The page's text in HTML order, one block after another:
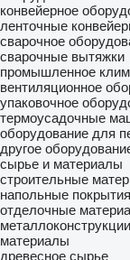
конвейерное
ленточные
сварочное
сварочные вытяжки
промышленное
вентиляционное
упаковочное
термоусадочные
оборудование для
другое
сырье и материалы
строительные
напольные покрытия
отделочные
металлоконструкции
материалы
древесное сырье